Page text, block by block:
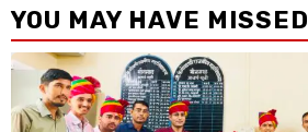
YOU MAY HAVE MISSED